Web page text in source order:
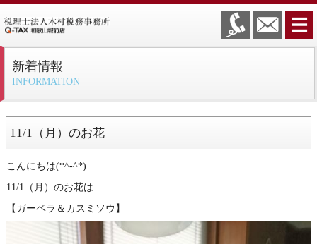
新着情報
INFORMATION
11/1（月）のお花
こんにちは(*^-^*)
11/1（月）のお花は
【ガーベラ＆カスミソウ】